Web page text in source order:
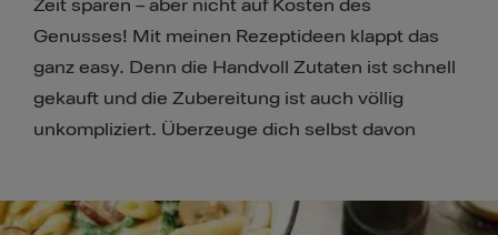
Zeit sparen – aber nicht auf Kosten des
Genusses! Mit meinen Rezeptideen klappt das
ganz easy. Denn die Handvoll Zutaten ist schnell
gekauft und die Zubereitung ist auch völlig
unkompliziert. Überzeuge dich selbst davon